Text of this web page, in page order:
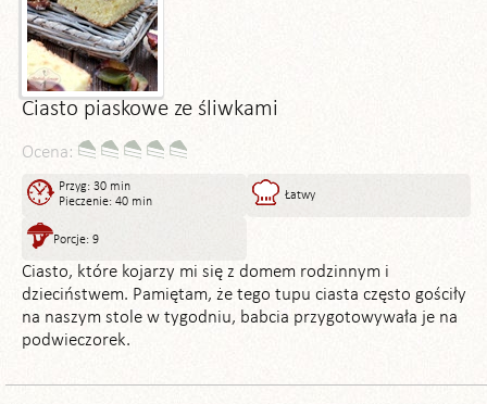
Ciasto piaskowe ze śliwkami
Ocena:
Przyg: 30 min
Pieczenie: 40 min
Łatwy
Porcje: 9
Ciasto, które kojarzy mi się z domem rodzinnym i
dzieciństwem. Pamiętam, że tego tupu ciasta często gościły
na naszym stole w tygodniu, babcia przygotowywała je na
podwieczorek.